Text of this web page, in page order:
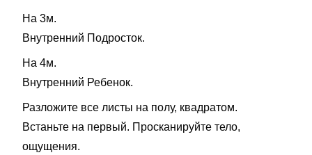
На 3м.
Внутренний Подросток.
На 4м.
Внутренний Ребенок.
Разложите все листы на полу, квадратом.
Встаньте на первый. Просканируйте тело,
ощущения.